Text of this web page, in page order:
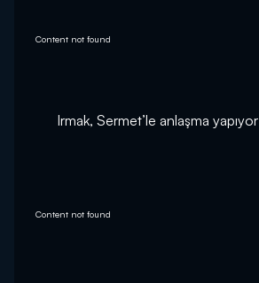
Content not found
Irmak, Sermet’le anlaşma yapıyor
Content not found